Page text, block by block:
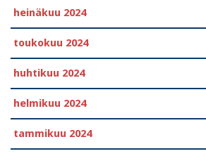
heinäkuu 2024
toukokuu 2024
huhtikuu 2024
helmikuu 2024
tammikuu 2024